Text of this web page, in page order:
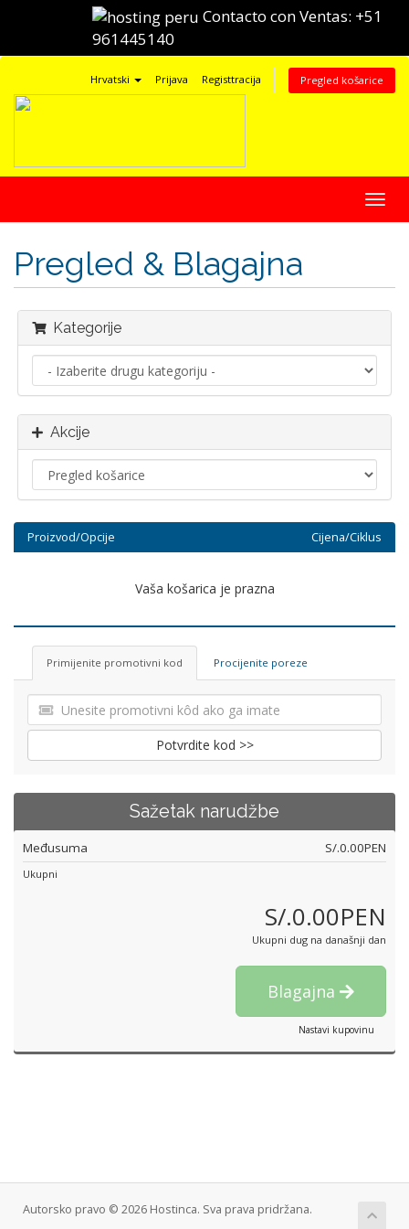
Contacto con Ventas: +51
961445140
Hrvatski Prijava Registtracija Pregled košarice
Pregled & Blagajna
Kategorije
Akcije
Proizvod/Opcije Cijena/Ciklus
Vaša košarica je prazna
Primijenite promotivni kod Procijenite poreze
Potvrdite kod >>
Sažetak narudžbe
Međusuma S/.0.00PEN
Ukupni
S/.0.00PEN
Ukupni dug na današnji dan
Blagajna
Nastavi kupovinu
Autorsko pravo © 2026 Hostinca. Sva prava pridržana.